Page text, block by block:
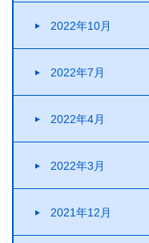
2022年10月
2022年7月
2022年4月
2022年3月
2021年12月